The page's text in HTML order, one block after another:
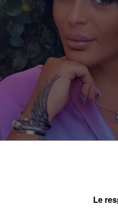
couches : un Le